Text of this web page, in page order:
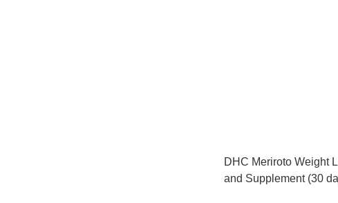
DHC Meriroto Weight
and Supplement (30